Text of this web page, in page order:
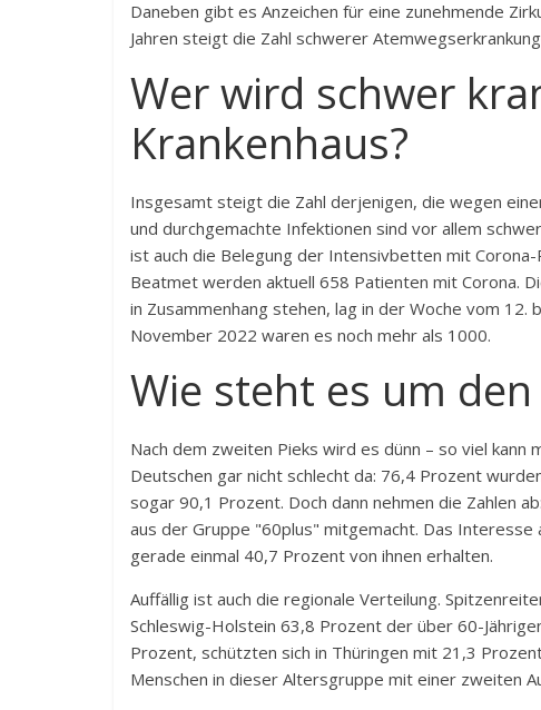
Daneben gibt es Anzeichen für eine zunehmende
Jahren steigt die Zahl schwerer
Wer wird schwer
Krankenhaus?
Insgesamt steigt die Zahl derjenigen, die wegen
und durchgemachte Infektionen sind vor allem
ist auch die Belegung der Intensivbetten mit Corona-
Beatmet werden aktuell 658 Patienten mit Corona.
in Zusammenhang stehen, lag in der Woche vom
November 2022 waren es noch mehr als 1000.
Wie steht es um
Nach dem zweiten Pieks wird es dünn – so viel kann
Deutschen gar nicht schlecht da: 76,4 Prozent
sogar 90,1 Prozent. Doch dann nehmen die Zahlen
aus der Gruppe "60plus" mitgemacht. Das Interesse
gerade einmal 40,7 Prozent von ihnen erhalten.
Auffällig ist auch die regionale Verteilung.
Schleswig-Holstein 63,8 Prozent der über 60-
Prozent, schützten sich in Thüringen mit 21,3
Menschen in dieser Altersgruppe mit einer zweiten